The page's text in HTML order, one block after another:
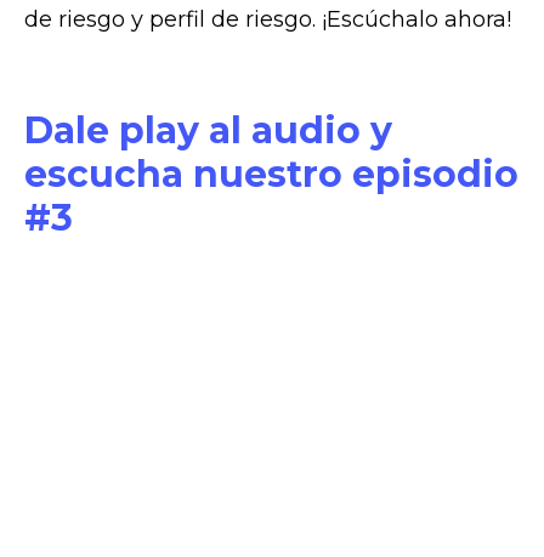
de riesgo y perfil de riesgo. ¡Escúchalo ahora!
Dale play al audio y
escucha nuestro episodio
#3